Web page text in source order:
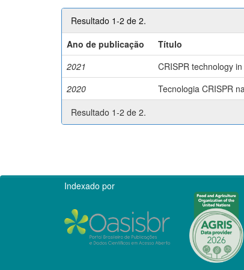
Resultado 1-2 de 2.
Ano de publicação
Título
2021
CRISPR technology
2020
Tecnologia CRISPR
Resultado 1-2 de 2.
Indexado por